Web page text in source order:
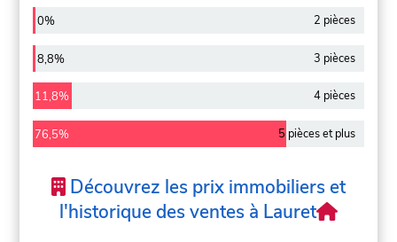
0% 2 pièces
8,8% 3 pièces
11,8% 4 pièces
76,5% 5 pièces et plus
Découvrez les prix immobiliers et
l'historique des ventes à Lauret